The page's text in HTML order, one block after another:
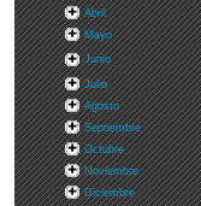
Abril
Mayo
Junio
Julio
Agosto
Septiembre
Octubre
Noviembre
Diciembre